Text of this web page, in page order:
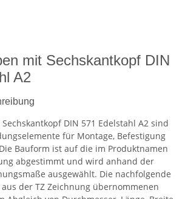
mit Sechskantkopf DIN
A2
DIN 571 Edelstahl A2 sind
für Montage, Befestigung
Bauform ist auf die im Produktnamen
abgestimmt und wird anhand der
ausgewählt. Die nachfolgende
der TZ Zeichnung übernommenen